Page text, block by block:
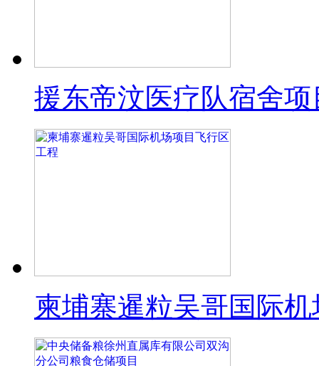
援东帝汶医疗队宿舍项
柬埔寨暹粒吴哥国际